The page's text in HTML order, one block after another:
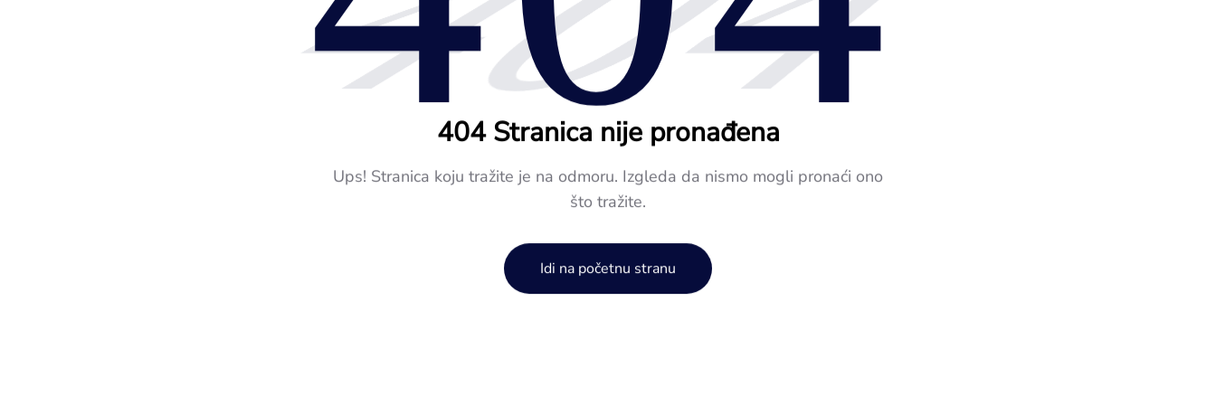
404 Stranica nije pronađena
Ups! Stranica koju tražite je na odmoru. Izgleda da nismo mogli pronaći ono
što tražite.
Idi na početnu stranu